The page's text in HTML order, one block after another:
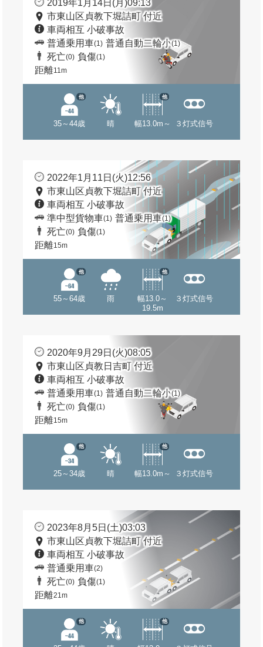
2019年1月14日(月)09:13
市東山区貞教下堀詰町 付近
車両相互 小破事故
普通乗用車(1) 普通自動二輪小(1)
死亡(0) 負傷(1)
距離11m
35～44歳
他
晴 幅13.0m～
他
３灯式信号
2022年1月11日(火)12:56
市東山区貞教下堀詰町 付近
車両相互 小破事故
準中型貨物車(1) 普通乗用車(1)
死亡(0) 負傷(1)
距離15m
55～64歳
他
雨
幅13.0～
19.5m
他
３灯式信号
2020年9月29日(火)08:05
市東山区貞教日吉町 付近
車両相互 小破事故
普通乗用車(1) 普通自動二輪小(1)
死亡(0) 負傷(1)
距離15m
25～34歳
他
晴 幅13.0m～
他
３灯式信号
2023年8月5日(土)03:03
市東山区貞教下堀詰町 付近
車両相互 小破事故
普通乗用車(2)
死亡(0) 負傷(1)
距離21m
他 他